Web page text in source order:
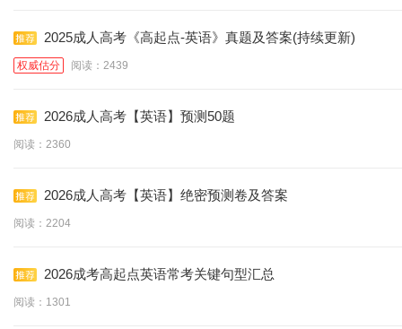
2025成人高考《高起点-英语》真题及答案(持续更新)
权威估分 阅读：2439
2026成人高考【英语】预测50题
阅读：2360
2026成人高考【英语】绝密预测卷及答案
阅读：2204
2026成考高起点英语常考关键句型汇总
阅读：1301